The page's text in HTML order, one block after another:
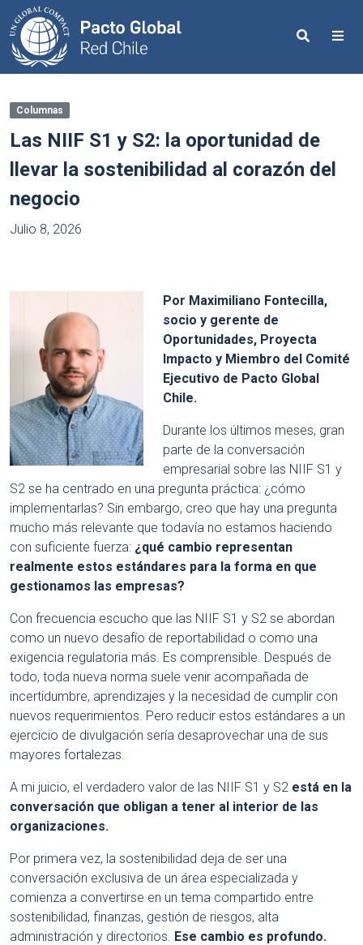
Search
Columnas
Las NIIF S1 y S2: la oportunidad de
llevar la sostenibilidad al corazón del
negocio
Julio 8, 2026
Por Maximiliano Fontecilla,
socio y gerente de
Oportunidades, Proyecta
Impacto y Miembro del Comité
Ejecutivo de Pacto Global
Chile.
Durante los últimos meses, gran
parte de la conversación
empresarial sobre las NIIF S1 y
S2 se ha centrado en una pregunta práctica: ¿cómo
implementarlas? Sin embargo, creo que hay una pregunta
mucho más relevante que todavía no estamos haciendo
con suficiente fuerza: ¿qué cambio representan
realmente estos estándares para la forma en que
gestionamos las empresas?
Con frecuencia escucho que las NIIF S1 y S2 se abordan
como un nuevo desafío de reportabilidad o como una
exigencia regulatoria más. Es comprensible. Después de
todo, toda nueva norma suele venir acompañada de
incertidumbre, aprendizajes y la necesidad de cumplir con
nuevos requerimientos. Pero reducir estos estándares a un
ejercicio de divulgación sería desaprovechar una de sus
mayores fortalezas.
A mi juicio, el verdadero valor de las NIIF S1 y S2 está en la
conversación que obligan a tener al interior de las
organizaciones.
Por primera vez, la sostenibilidad deja de ser una
conversación exclusiva de un área especializada y
comienza a convertirse en un tema compartido entre
sostenibilidad, finanzas, gestión de riesgos, alta
administración y directorios. Ese cambio es profundo.